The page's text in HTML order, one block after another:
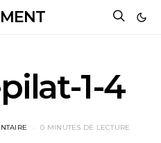
1-4
0 MINUTES DE LECTURE